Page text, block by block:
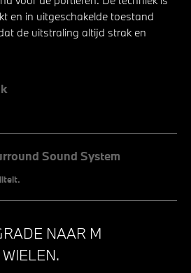
Sound System
en in uitgeschakelde toestand
de uitstraling altijd strak en
NAAR M